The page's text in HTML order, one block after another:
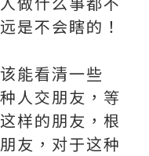
是不会瞎的！
能看清一些
人交朋友，等
样的朋友，根
友，对于这种